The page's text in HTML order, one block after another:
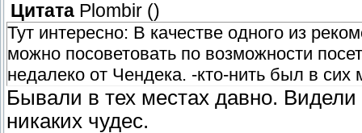
Цитата Plombir ()
Тут интересно: В качестве одного из
можно посоветовать по возможности
недалеко от Чендека. -кто-нить был в сих
Бывали в тех местах давно.
никаких чудес.